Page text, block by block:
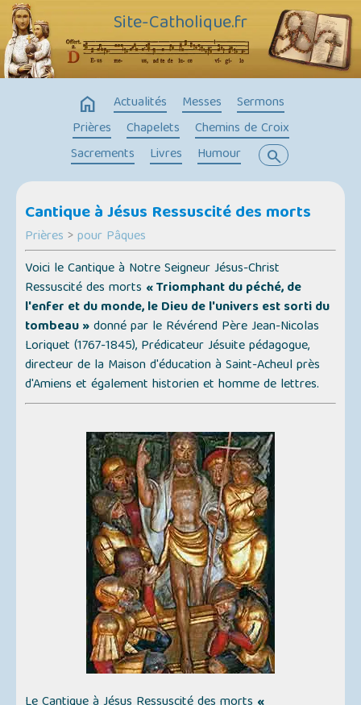
Site-Catholique.fr
home Actualités Messes
Sermons
Prières
Chapelets
Chemins de Croix
Sacrements
Livres Humour search
Cantique à Jésus Ressuscité des morts
Prières >pour Pâques
Voici le Cantique à Notre Seigneur Jésus-Christ
Ressuscité des morts « Triomphant du péché, de
l'enfer et du monde, le Dieu de l'univers est sorti du
tombeau »donné par le Révérend Père Jean-Nicolas
Loriquet (1767-1845), Prédicateur Jésuite pédagogue,
directeur de la Maison d'éducation à Saint-Acheul près
d'Amiens et également historien et homme de lettres.